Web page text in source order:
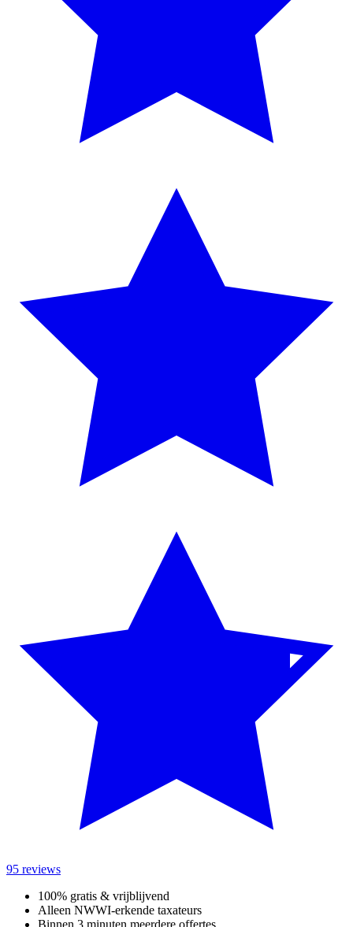
95 reviews
100% gratis & vrijblijvend
Alleen NWWI-erkende taxateurs
Binnen 3 minuten meerdere offertes